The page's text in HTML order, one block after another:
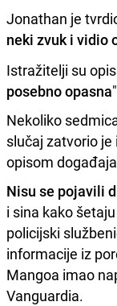
Jonathan je
neki zvuk i vidio
Istražitelji su
posebno opasna
Nekoliko
slučaj zatvorio
opisom
Nisu se pojavili
i sina kako
policijski
informacije iz
Mangoa imao
Vanguardia.